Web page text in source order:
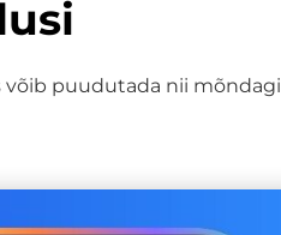
võib puudutada nii mõndagi